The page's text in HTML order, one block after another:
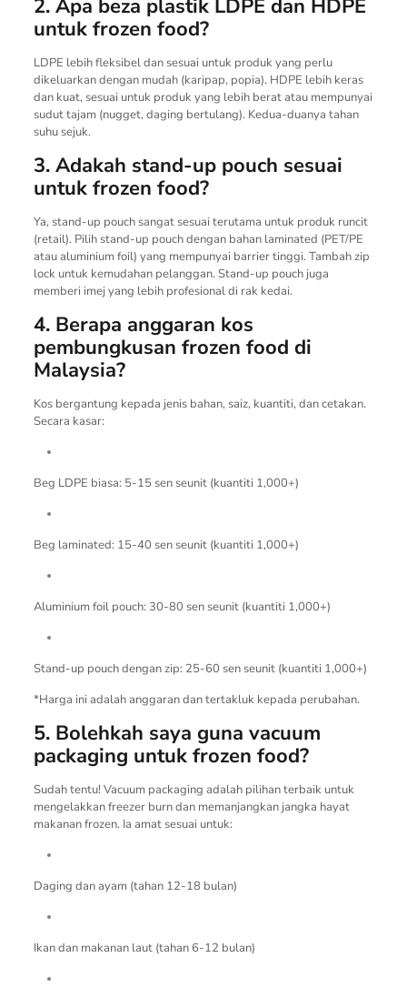
2. Apa beza plastik LDPE dan HDPE
untuk frozen food?
LDPE lebih fleksibel dan sesuai untuk produk yang perlu
dikeluarkan dengan mudah (karipap, popia). HDPE lebih keras
dan kuat, sesuai untuk produk yang lebih berat atau mempunyai
sudut tajam (nugget, daging bertulang). Kedua-duanya tahan
suhu sejuk.
3. Adakah stand-up pouch sesuai
untuk frozen food?
Ya, stand-up pouch sangat sesuai terutama untuk produk runcit
(retail). Pilih stand-up pouch dengan bahan laminated (PET/PE
atau aluminium foil) yang mempunyai barrier tinggi. Tambah zip
lock untuk kemudahan pelanggan. Stand-up pouch juga
memberi imej yang lebih profesional di rak kedai.
4. Berapa anggaran kos
pembungkusan frozen food di
Malaysia?
Kos bergantung kepada jenis bahan, saiz, kuantiti, dan cetakan.
Secara kasar:
Beg LDPE biasa: 5-15 sen seunit (kuantiti 1,000+)
Beg laminated: 15-40 sen seunit (kuantiti 1,000+)
Aluminium foil pouch: 30-80 sen seunit (kuantiti 1,000+)
Stand-up pouch dengan zip: 25-60 sen seunit (kuantiti 1,000+)
*Harga ini adalah anggaran dan tertakluk kepada perubahan.
5. Bolehkah saya guna vacuum
packaging untuk frozen food?
Sudah tentu! Vacuum packaging adalah pilihan terbaik untuk
mengelakkan freezer burn dan memanjangkan jangka hayat
makanan frozen. Ia amat sesuai untuk:
Daging dan ayam (tahan 12-18 bulan)
Ikan dan makanan laut (tahan 6-12 bulan)